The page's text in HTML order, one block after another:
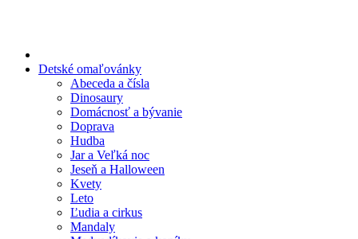
Detské omaľovánky
Abeceda a čísla
Dinosaury
Domácnosť a bývanie
Doprava
Hudba
Jar a Veľká noc
Jeseň a Halloween
Kvety
Leto
Ľudia a cirkus
Mandaly